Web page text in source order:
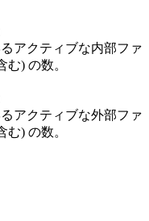
アクティブな内部ファ
) の数。
アクティブな外部ファ
) の数。